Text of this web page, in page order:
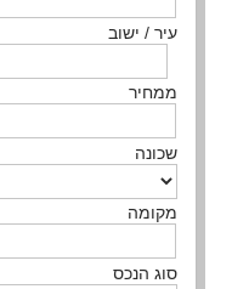
עיר / ישוב
ממחיר
שכונה
מקומה
סוג הנכס